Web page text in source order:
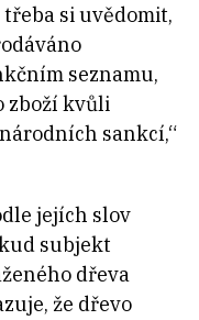
třeba si uvědomit,
seznamu,
zboží kvůli
sankcí,“
jejích slov
subjekt
dřeva
že dřevo